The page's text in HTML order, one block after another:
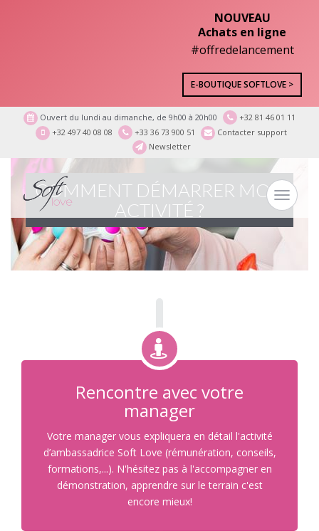
Ouvert du lundi au dimanche, de 9h00 à 20h00
+32 81 46 01 11
+32 497 40 08 08
+33 36 73 900 51
Contacter support
Newsletter
Toggle
COMMENT DÉMARRER MON
ACTIVITÉ ?
Rencontre avec votre
manager
Votre manager vous expliquera en détail l'activité
d’ambassadrice Soft Love (rémunération, conseils,
formations,...). N'hésitez pas à l'accompagner en
démonstration, apprendre sur le terrain c'est
encore mieux!
NOUVEAU
Achats en ligne
#offredelancement
E-BOUTIQUE SOFTLOVE >